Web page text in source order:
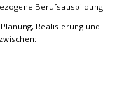
Berufsausbildung.
Realisierung und